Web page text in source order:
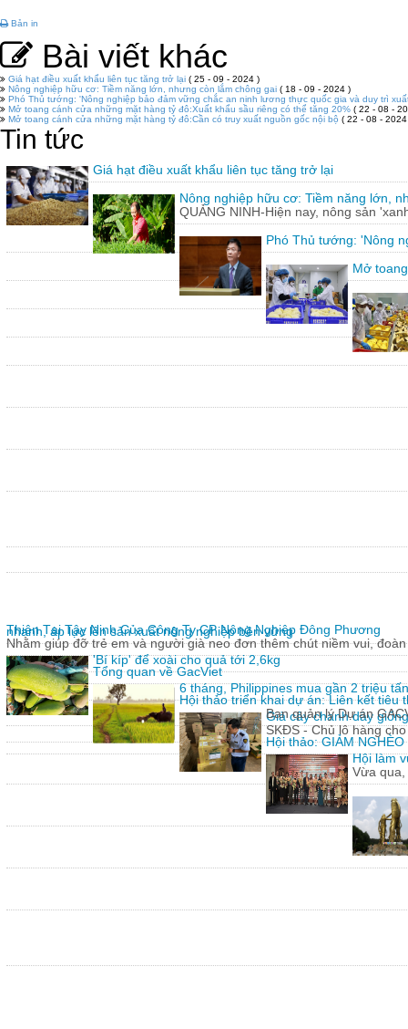
Bản in
Bài viết khác
Giá hạt điều xuất khẩu liên tục tăng trở lại ( 25 - 09 - 2024 )
Nông nghiệp hữu cơ: Tiềm năng lớn, nhưng còn lắm chông gai ( 18 - 09 - 2024 )
Phó Thủ tướng: 'Nông nghiệp bảo đảm vững chắc an ninh lương thực quốc gia và duy trì
Mở toang cánh cửa những mặt hàng tỷ đô:Xuất khẩu sầu riêng có thể tăng 20% ( 22 - 08 -
Mở toang cánh cửa những mặt hàng tỷ đô:Cần có truy xuất nguồn gốc nội bộ ( 22 - 08 - 2024
Tin tức
Giá hạt điều xuất khẩu liên tục tăng trở lại
Nông nghiệp hữu cơ: Tiềm năng lớn,
QUẢNG NINH-Hiện nay, nông sản
Phó Thủ tướng: 'Nông
Mở
nhanh, áp lực lên sản xuất nông nghiệp bền vững
'Bí kíp' để xoài cho quả tới 2,6kg
6 tháng, Philippines mua gần 2 triệu
Giả cây chanh dây
SKĐS - Chủ lô hàng
Hội làm
Vừa qua,
Thiện Tại Tây Ninh Của Công Ty CP Nông Nghiệp Đông Phương
Nhằm giúp đỡ trẻ em và người già neo đơn thêm chút niềm vui,
Tổng quan về GacViet
Hội thảo triển khai dự án: Liên kết tiêu
Ban quản lý Dự án
Hội thảo: GIẢM